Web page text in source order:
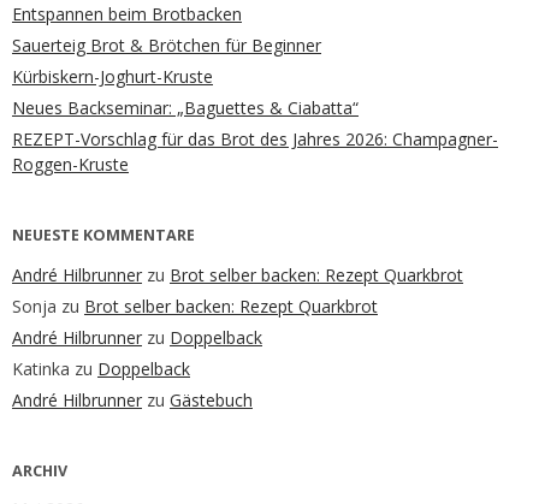
Entspannen beim Brotbacken
Sauerteig Brot & Brötchen für Beginner
Kürbiskern-Joghurt-Kruste
Neues Backseminar: „Baguettes & Ciabatta“
REZEPT-Vorschlag für das Brot des Jahres 2026: Champagner-
Roggen-Kruste
NEUESTE KOMMENTARE
André Hilbrunner zu Brot selber backen: Rezept Quarkbrot
Sonja zu Brot selber backen: Rezept Quarkbrot
André Hilbrunner zu Doppelback
Katinka zu Doppelback
André Hilbrunner zu Gästebuch
ARCHIV